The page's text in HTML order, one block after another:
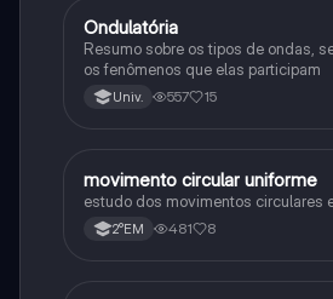
Física
Ondulatória
Resumo sobre os tipos de ondas,
os fenômenos que elas participam
Univ. 557 15
Física
movimento circular uniforme
estudo dos movimentos circulares
2°EM 481 8